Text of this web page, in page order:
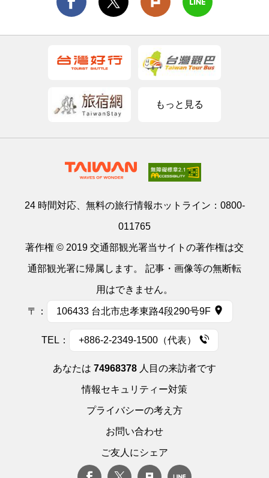
もっと見る
24 時間対応、無料の旅行情報ホットライン： 0800-
011765
著作権 © 2019 交通部観光署当サイトの著作権は交
通部観光署に帰属します。 記事・画像等の無断転
用はできません。
〒： 106433 台北市忠孝東路4段290号9F
TEL： +886-2-2349-1500（代表）
あなたは 74968378 人目の来訪者です
情報セキュリティー対策
プライバシーの考え方
お問い合わせ
ご友人にシェア